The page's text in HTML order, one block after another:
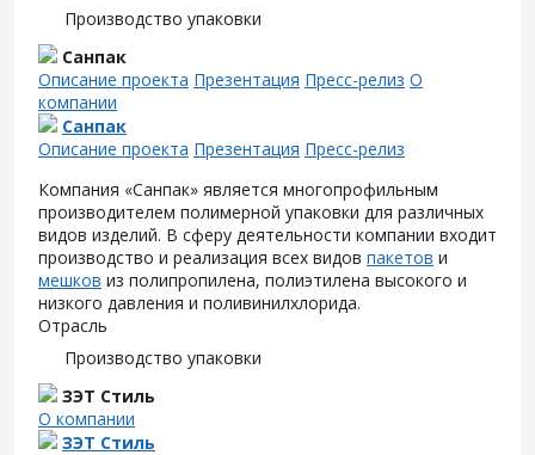
Производство упаковки
Санпак
Описание проекта Презентация Пресс-релиз О
компании
Санпак
Описание проекта Презентация Пресс-релиз
Компания «Санпак» является многопрофильным
производителем полимерной упаковки для различных
видов изделий. В сферу деятельности компании входит
производство и реализация всех видов пакетов и
мешков из полипропилена, полиэтилена высокого и
низкого давления и поливинилхлорида.
Отрасль
Производство упаковки
ЗЭТ Стиль
О компании
ЗЭТ Стиль